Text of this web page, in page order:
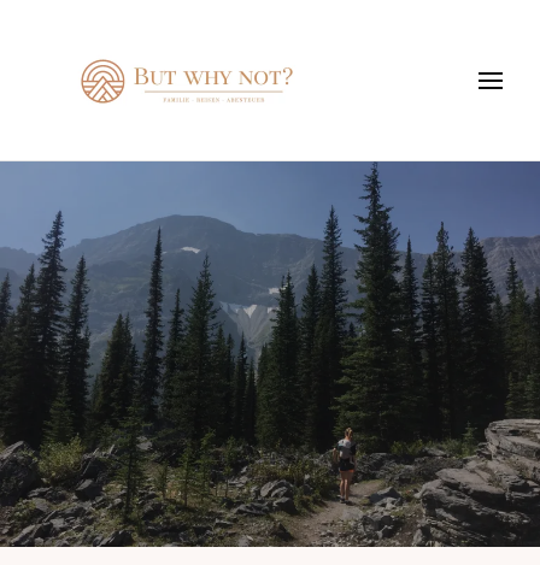
But why not?